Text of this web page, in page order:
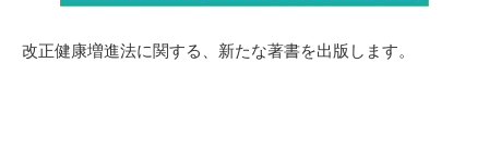
改正健康増進法に関する、新たな著書を出版します。